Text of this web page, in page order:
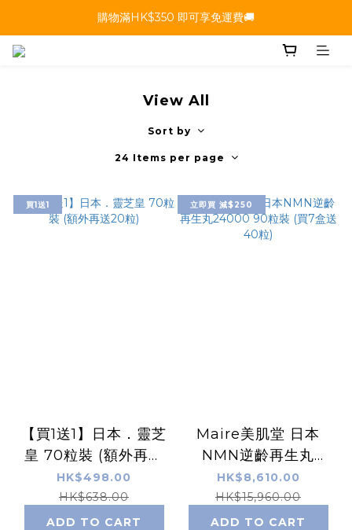
購物滿HK$350 即可享免運費🚚
View All
Sort by
24 Items per page
買1送1
【買1送1】日本．靈芝
皇 70粒裝 (額外再送
20粒)
HK$498.00
HK$638.00
ADD TO CART
立即買 減$250
Maire美肌堂 日本
NMN逆齡再生丸
24000 90粒裝 (買7
盒送40粒)
HK$8,610.00
HK$15,960.00
ADD TO CART